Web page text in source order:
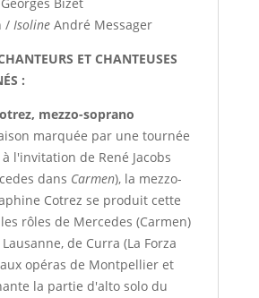
/ IsolineAndré Messager
ET CHANTEUSES
:
mezzo-soprano
marquée par une tournée
l'invitation de René Jacobs
dans Carmen), la mezzo-
Cotrez se produit cette
rôles de Mercedes (Carmen)
de Curra (La Forza
opéras de Montpellier et
la partie d'alto solo du